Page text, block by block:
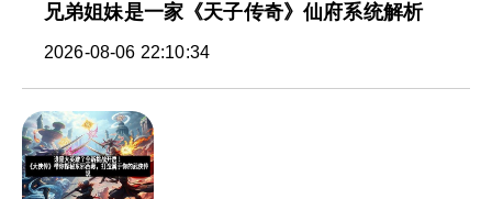
兄弟姐妹是一家《天子传奇》仙府系统解析
2026-08-06 22:10:34